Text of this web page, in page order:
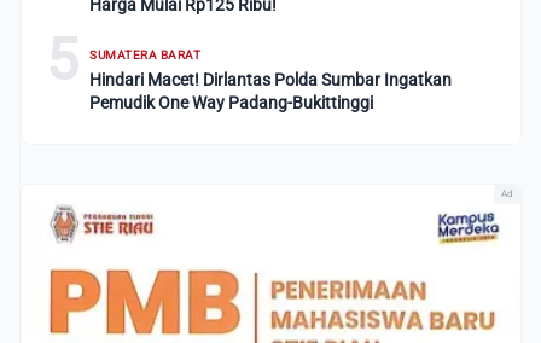
Harga Mulai Rp125 Ribu!
5 SUMATERA BARAT
Hindari Macet! Dirlantas Polda Sumbar Ingatkan
Pemudik One Way Padang-Bukittinggi
Ad